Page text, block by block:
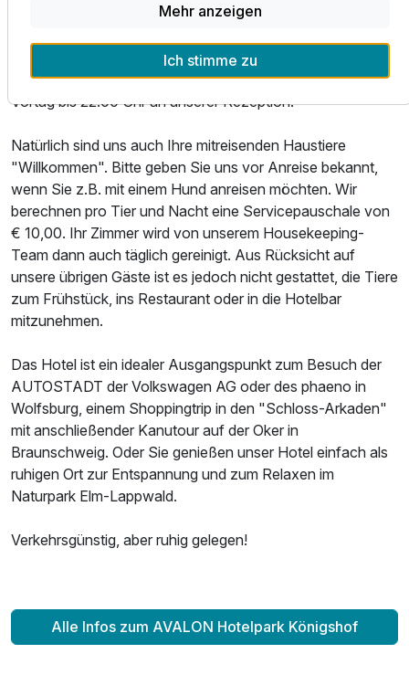
Ausstattung
Zusatznächte
Für 6 Tage p.P. ab 307,00 €
Bei einem mehrtägigen Aufenthalt wird Ihr Zimmer von
Sie einen zusätzlichen Reinigungsservice oder
Wäschewechsel wünschen, melden Sie sich bitte am
Vortag bis 22.00 Uhr an unserer Rezeption.
Natürlich sind uns auch Ihre mitreisenden Haustiere
"Willkommen". Bitte geben Sie uns vor Anreise bekannt,
wenn Sie z.B. mit einem Hund anreisen möchten. Wir
berechnen pro Tier und Nacht eine Servicepauschale von
€ 10,00. Ihr Zimmer wird von unserem Housekeeping-
Team dann auch täglich gereinigt. Aus Rücksicht auf
unsere übrigen Gäste ist es jedoch nicht gestattet, die Tiere
zum Frühstück, ins Restaurant oder in die Hotelbar
mitzunehmen.
Das Hotel ist ein idealer Ausgangspunkt zum Besuch der
AUTOSTADT der Volkswagen AG oder des phaeno in
Wolfsburg, einem Shoppingtrip in den "Schloss-Arkaden"
mit anschließender Kanutour auf der Oker in
Braunschweig. Oder Sie genießen unser Hotel einfach als
ruhigen Ort zur Entspannung und zum Relaxen im
Naturpark Elm-Lappwald.
Verkehrsgünstig, aber ruhig gelegen!
Alle Infos zum AVALON Hotelpark Königshof
Mehr anzeigen
Ich stimme zu